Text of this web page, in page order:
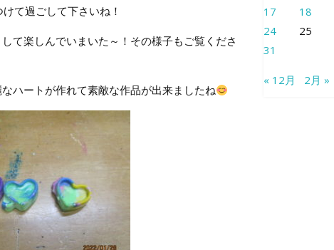
て過ごして下さいね！
て楽しんでいまいた～！その様子もご覧くださ
ハートが作れて素敵な作品が出来ましたね
17
18
24
25
31
« 12月 2月 »